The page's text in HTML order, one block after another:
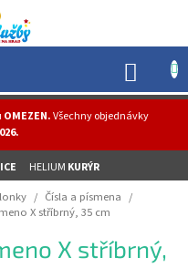
OMEZEN.Všechny objednávky
HELIUM KURÝR
/ Čísla a písmena /
X stříbrný, 35 cm
X stříbrný,